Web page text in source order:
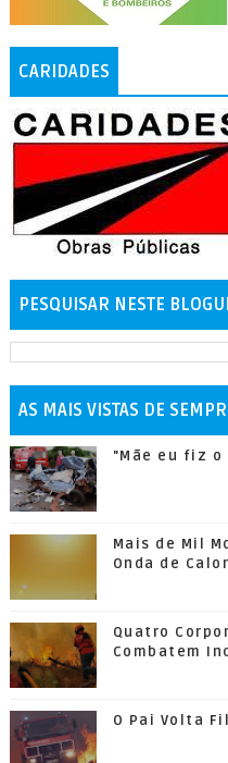
CARIDADES
PESQUISAR NESTE
AS MAIS VISTAS DE
"Mãe eu fiz o
Mais de Mil
Onda de Calor
Quatro
Combatem
O Pai Volta